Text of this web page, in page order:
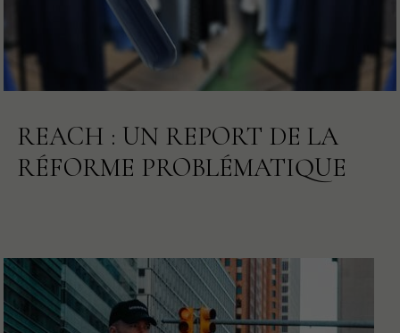
REACH : UN REPORT DE LA
RÉFORME PROBLÉMATIQUE